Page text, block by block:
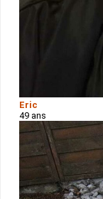
Eric
49 ans